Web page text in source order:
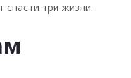
три жизни.